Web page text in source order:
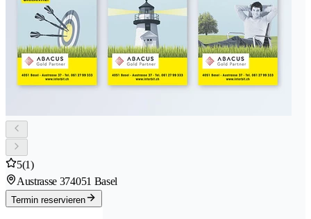
5(1)
Austrasse 374051 Basel
Termin reservieren